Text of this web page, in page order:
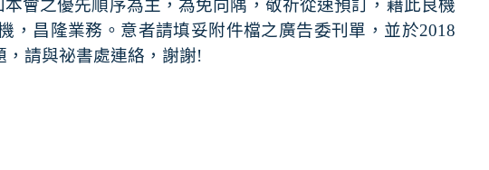
會之優先順序為主，為免向隅，敬祈從速預訂，藉此良機
，昌隆業務。意者請填妥附件檔之廣告委刊單，並於2018
請與祕書處連絡，謝謝!